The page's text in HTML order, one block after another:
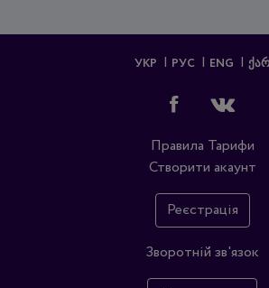
УКР РУС ENG ᲥᲐᲠ
Правила Тарифи
Створити акаунт
Реєстрація
Зворотній зв'язок